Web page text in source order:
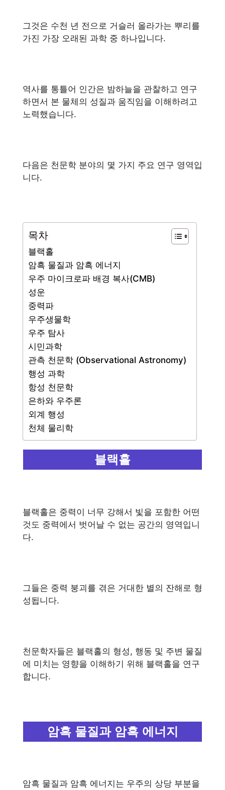
그것은 수천 년 전으로 거슬러 올라가는 뿌리를
가진 가장 오래된 과학 중 하나입니다.
역사를 통틀어 인간은 밤하늘을 관찰하고 연구
하면서 본 물체의 성질과 움직임을 이해하려고
노력했습니다.
다음은 천문학 분야의 몇 가지 주요 연구 영역입
니다.
목차
블랙홀
암흑 물질과 암흑 에너지
우주 마이크로파 배경 복사(CMB)
성운
중력파
우주생물학
우주 탐사
시민과학
관측 천문학 (Observational Astronomy)
행성 과학
항성 천문학
은하와 우주론
외계 행성
천체 물리학
블랙홀
블랙홀은 중력이 너무 강해서 빛을 포함한 어떤
것도 중력에서 벗어날 수 없는 공간의 영역입니
다.
그들은 중력 붕괴를 겪은 거대한 별의 잔해로 형
성됩니다.
천문학자들은 블랙홀의 형성, 행동 및 주변 물질
에 미치는 영향을 이해하기 위해 블랙홀을 연구
합니다.
암흑 물질과 암흑 에너지
암흑 물질과 암흑 에너지는 우주의 상당 부분을